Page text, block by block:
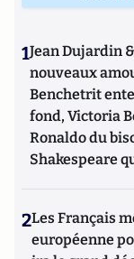
1Jean Dujardin
nouveaux
Benchetrit
fond, Victoria
Ronaldo du
Shakespeare
2Les Français
européenne